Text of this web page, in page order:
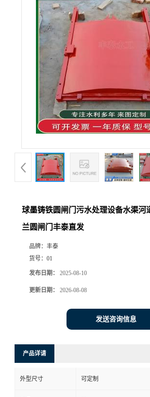
球墨铸铁圆闸门污水处理设备水渠河
兰圆闸门丰泰直发
品牌： 丰泰
货号： 01
发布日期： 2025-08-10
更新日期： 2026-08-08
发送咨询信息
产品详请
外型尺寸 可定制